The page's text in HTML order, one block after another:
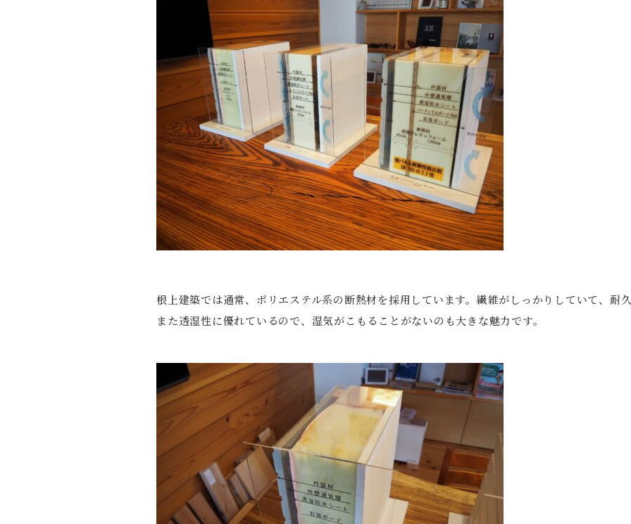
根上建築では通常、ポリエステル系の断熱材を採用しています。繊維がしっかりしていて、耐
また透湿性に優れているので、湿気がこもることがないのも大きな魅力です。